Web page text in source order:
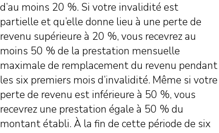
d’au moins 20 %. Si votre invalidité est
partielle et qu’elle donne lieu à une perte de
revenu supérieure à 20 %, vous recevrez au
moins 50 % de la prestation mensuelle
maximale de remplacement du revenu pendant
les six premiers mois d’invalidité. Même si votre
perte de revenu est inférieure à 50 %, vous
recevrez une prestation égale à 50 % du
montant établi. À la fin de cette période de six